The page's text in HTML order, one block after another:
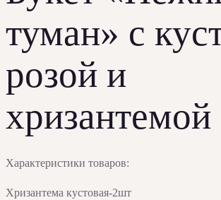
туман» с
розой и
хризантемой
Характеристики товаров:
Хризантема кустовая-2шт